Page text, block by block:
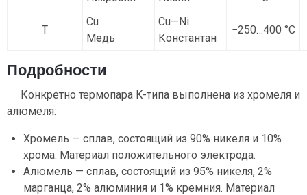
T
Cu
Медь
Cu—Ni
Константан
−250…400 °C
Подробности
Конкретно термопара K-типа выполнена из хромеля и
алюмеля:
Хромель — сплав, состоящий из 90% никеля и 10%
хрома. Материал положительного электрода.
Алюмель — сплав, состоящий из 95% никеля, 2%
марганца, 2% алюминия и 1% кремния. Материал